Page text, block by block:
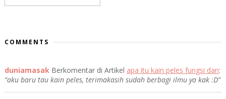
COMMENTS
duniamasak Berkomentar di Artikel apa itu kain peles fungsi dan:
“aku baru tau kain peles, terimakasih sudah berbagi ilmu ya kak :D”